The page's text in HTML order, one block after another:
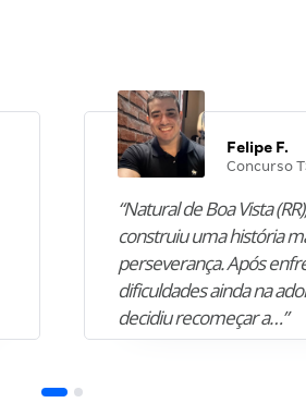
Felipe F.
Concurso
“Natural de Boa Vista
construiu uma história
perseverança. Após
dificuldades ainda na
decidiu recomeçar a…”